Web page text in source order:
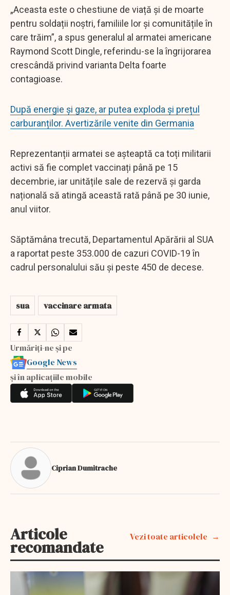
„Aceasta este o chestiune de viață și de moarte
pentru soldații noștri, familiile lor și comunitățile în
care trăim”, a spus generalul al armatei americane
Raymond Scott Dingle, referindu-se la îngrijorarea
crescândă privind varianta Delta foarte
contagioase.
După energie și gaze, ar putea exploda și prețul
carburanților. Avertizările venite din Germania
Reprezentanții armatei se așteaptă ca toți militarii
activi să fie complet vaccinați până pe 15
decembrie, iar unitățile sale de rezervă și garda
națională să atingă această rată până pe 30 iunie,
anul viitor.
Săptămâna trecută, Departamentul Apărării al SUA
a raportat peste 353.000 de cazuri COVID-19 în
cadrul personalului său și peste 450 de decese.
sua vaccinare armata
Urmăriți-ne și pe
Google News
și în aplicațiile mobile
Ciprian Dumitrache
Articole
recomandate
Vezi toate articolele